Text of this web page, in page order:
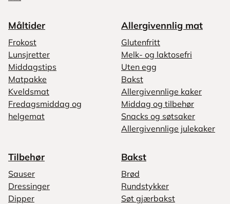
Måltider
Frokost
Lunsjretter
Middagstips
Matpakke
Kveldsmat
Fredagsmiddag og
helgemat
Allergivennlig mat
Glutenfritt
Melk- og laktosefri
Uten egg
Bakst
Allergivennlige kaker
Middag og tilbehør
Snacks og søtsaker
Allergivennlige julekaker
Tilbehør
Sauser
Dressinger
Dipper
Bakst
Brød
Rundstykker
Søt gjærbakst